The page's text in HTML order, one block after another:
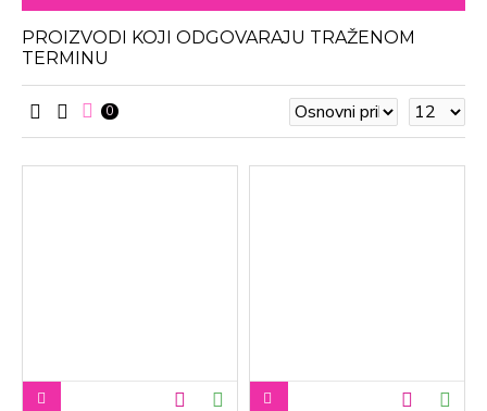
PROIZVODI KOJI ODGOVARAJU TRAŽENOM
TERMINU
0